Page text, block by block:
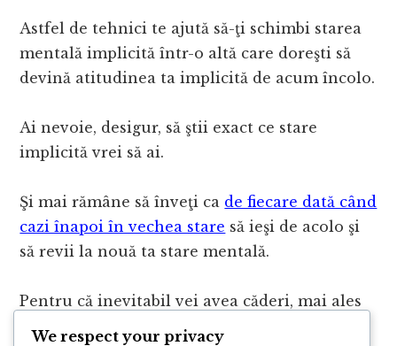
Astfel de tehnici te ajută să-ţi schimbi starea
mentală implicită într-o altă care doreşti să
devină atitudinea ta implicită de acum încolo.
Ai nevoie, desigur, să ştii exact ce stare
implicită vrei să ai.
Şi mai rămâne să înveţi ca de fiecare dată când
cazi înapoi în vechea stare să ieşi de acolo şi
să revii la nouă ta stare mentală.
Pentru că inevitabil vei avea căderi, mai ales
la început.
We respect your privacy